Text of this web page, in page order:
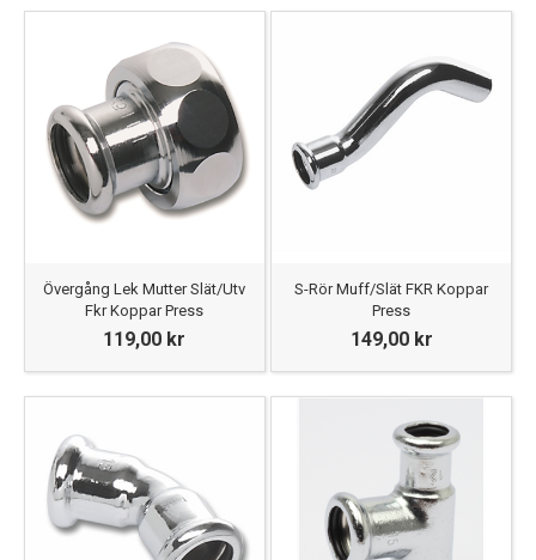
Övergång Lek Mutter Slät/Utv
Fkr Koppar Press
119,00 kr
S-Rör Muff/Slät FKR Koppar
Press
149,00 kr